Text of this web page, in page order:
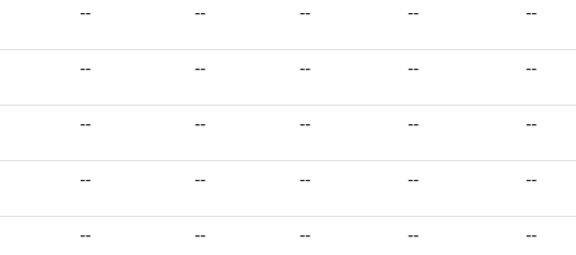
-- -- -- -- --
-- -- -- -- --
-- -- -- -- --
-- -- -- -- --
-- -- -- -- --